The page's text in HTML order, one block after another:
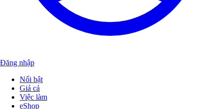
Đăng nhập
Nổi bật
Giá cả
Việc làm
eShop